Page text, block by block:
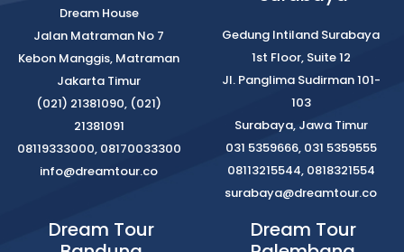
Dream House
Jalan Matraman No 7
Kebon Manggis, Matraman
Jakarta Timur
(021) 21381090, (021)
21381091
08119333000, 08170033300
info@dreamtour.co
Gedung Intiland Surabaya
1st Floor, Suite 12
Jl. Panglima Sudirman 101-
103
Surabaya, Jawa Timur
031 5359666, 031 5359555
08113215544, 0818321554
surabaya@dreamtour.co
Dream Tour
Dream Tour